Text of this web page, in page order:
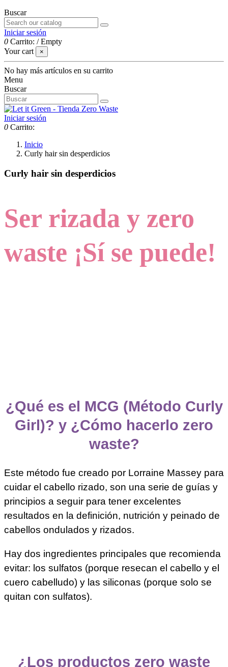
Buscar
Iniciar sesión
0 Carrito: /Empty
Your cart
×
No hay más artículos en su carrito
Menu
Buscar
Iniciar sesión
0 Carrito:
Inicio
Curly hair sin desperdicios
Curly hair sin desperdicios
Ser rizada y zero
waste ¡Sí se puede!
¿Qué es el MCG (Método Curly
Girl)? y ¿Cómo hacerlo zero
waste?
Este método fue creado por Lorraine Massey para
cuidar el cabello rizado, son una serie de guías y
principios a seguir para tener excelentes
resultados en la definición, nutrición y peinado de
cabellos ondulados y rizados.
Hay dos ingredientes principales que recomienda
evitar: los sulfatos (porque resecan el cabello y el
cuero cabelludo) y las siliconas (porque solo se
quitan con sulfatos).
¿Los productos zero waste